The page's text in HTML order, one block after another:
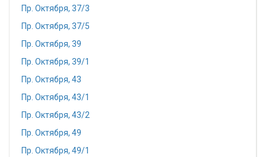
Пр. Октября, 37/3
Пр. Октября, 37/5
Пр. Октября, 39
Пр. Октября, 39/1
Пр. Октября, 43
Пр. Октября, 43/1
Пр. Октября, 43/2
Пр. Октября, 49
Пр. Октября, 49/1